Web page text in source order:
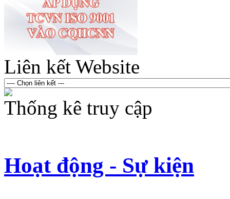
Liên kết Website
Thống kê truy cập
Hoạt động - Sự kiện